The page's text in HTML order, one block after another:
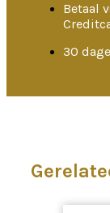
Betaal
30